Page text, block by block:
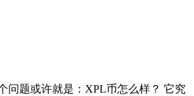
问题或许就是： XPL币怎么样？ 它究